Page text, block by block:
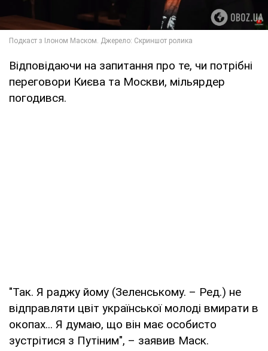
Відповідаючи на запитання про те, чи потрібні
переговори Києва та Москви, мільярдер
погодився.
"Так. Я раджу йому (Зеленському. – Ред.) не
відправляти цвіт української молоді вмирати в
окопах... Я думаю, що він має особисто
зустрітися з Путіним", – заявив Маск.